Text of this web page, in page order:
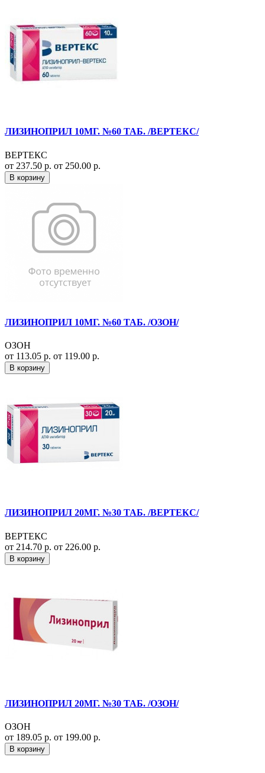
ЛИЗИНОПРИЛ 10МГ. №60 ТАБ. /ВЕРТЕКС/
ВЕРТЕКС
от 237.50 р. от 250.00 р.
В корзину
ЛИЗИНОПРИЛ 10МГ. №60 ТАБ. /ОЗОН/
ОЗОН
от 113.05 р. от 119.00 р.
В корзину
ЛИЗИНОПРИЛ 20МГ. №30 ТАБ. /ВЕРТЕКС/
ВЕРТЕКС
от 214.70 р. от 226.00 р.
В корзину
ЛИЗИНОПРИЛ 20МГ. №30 ТАБ. /ОЗОН/
ОЗОН
от 189.05 р. от 199.00 р.
В корзину